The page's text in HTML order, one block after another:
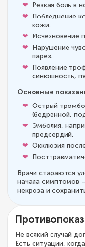
Резкая боль в
Побледнение
кожи.
Исчезновение
Нарушение
парез.
Появление
синюшность,
Основные
Острый
(бедренной,
Эмболия,
предсердий.
Окклюзия
Врачи стараются
начала симптомов
некроза и
Не всякий случай
Есть ситуации,